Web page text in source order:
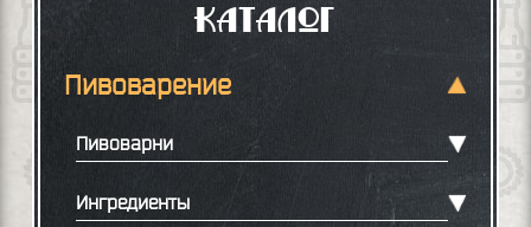
Каталог
Пивоварение
Пивоварни
Ингредиенты